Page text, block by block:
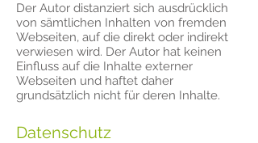
Der Autor distanziert sich ausdrücklich
von sämtlichen Inhalten von fremden
Webseiten, auf die direkt oder indirekt
verwiesen wird. Der Autor hat keinen
Einfluss auf die Inhalte externer
Webseiten und haftet daher
grundsätzlich nicht für deren Inhalte.
Datenschutz